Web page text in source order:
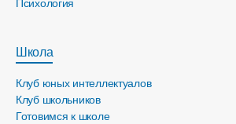
Психология
Школа
Клуб юных интеллектуалов
Клуб школьников
Готовимся к школе